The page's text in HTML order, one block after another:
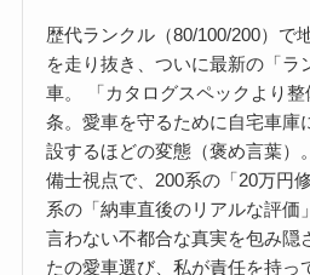
歴代ランクル（80/100/200）で
を走り抜き、ついに最新の「ラ
車。 「カタログスペックより
条。愛車を守るために自宅車庫
設するほどの変態（褒め言葉）
備士視点で、200系の「20万円
系の「納車直後のリアルな評価
言わない不都合な真実を包み隠
たの愛車選び、私が責任を持っ